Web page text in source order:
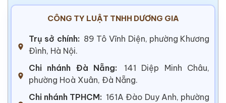
CÔNG TY LUẬT TNHH DƯƠNG GIA
Trụ sở chính: 89 Tô Vĩnh Diện, phường Khương
Đình, Hà Nội.
Chi nhánh Đà Nẵng:
141 Diệp Minh Châu,
phường Hoà Xuân, Đà Nẵng.
Chi nhánh TPHCM: 161A Đào Duy Anh, phường